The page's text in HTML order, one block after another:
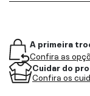
A primeira
Confira as
Cuidar do
Confira os